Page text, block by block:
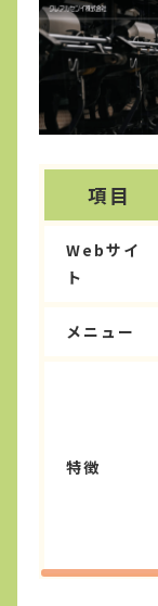
項目
Webサイ
ト
メニュー
特徴